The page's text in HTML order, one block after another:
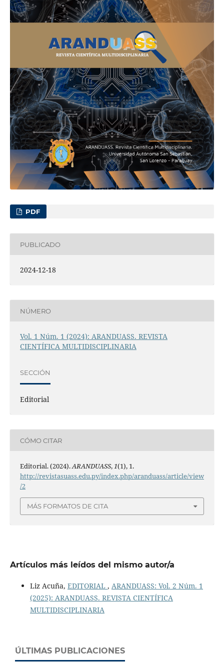
PDF
PUBLICADO
2024-12-18
NÚMERO
Vol. 1 Núm. 1 (2024): ARANDUASS. REVISTA
CIENTÍFICA MULTIDISCIPLINARIA
SECCIÓN
Editorial
CÓMO CITAR
Editorial. (2024).ARANDUASS,1(1), 1.
http://revistasuass.edu.py/index.php/aranduass/article/view
/2
MÁS FORMATOS DE CITA
Artículos más leídos del mismo autor/a
Liz Acuña, EDITORIAL , ARANDUASS: Vol. 2 Núm. 1
(2025): ARANDUASS. REVISTA CIENTÍFICA
MULTIDISCIPLINARIA
ÚLTIMAS PUBLICACIONES